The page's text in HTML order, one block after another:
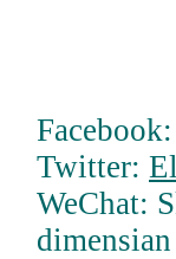
Facebook:
Twitter:
WeChat: